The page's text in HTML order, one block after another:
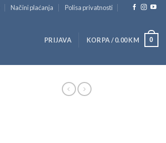
Načini plaćanja Polisa privatnosti
PRIJAVA KORPA /0.00KM 0